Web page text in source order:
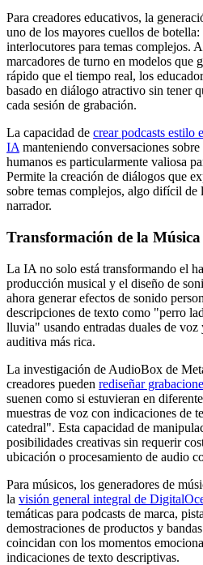
Para creadores educativos, la
uno de los mayores cuellos de
interlocutores para temas complejos.
marcadores de turno en modelos que
rápido que el tiempo real, los
basado en diálogo atractivo sin tener
cada sesión de grabación.
La capacidad de crear podcasts estilo
IA manteniendo conversaciones
humanos es particularmente valiosa
Permite la creación de diálogos que
sobre temas complejos, algo difícil
narrador.
Transformación de la
La IA no solo está transformando el
producción musical y el diseño de
ahora generar efectos de sonido
descripciones de texto como "perro
lluvia" usando entradas duales de
auditiva más rica.
La investigación de AudioBox de
creadores pueden rediseñar
suenen como si estuvieran en
muestras de voz con indicaciones de
catedral". Esta capacidad de
posibilidades creativas sin requerir
ubicación o procesamiento de audio
Para músicos, los generadores de
la visión general integral de
temáticas para podcasts de marca,
demostraciones de productos y
coincidan con los momentos
indicaciones de texto descriptivas.